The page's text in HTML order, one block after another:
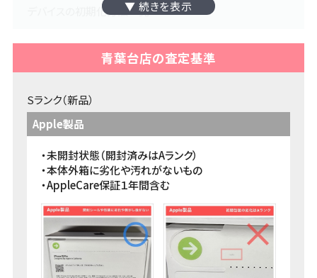
デバイスの初期化方法一覧
iPhone・Android・ガラケーの初期化方法をまとめて
います。売却前の初期化方法をCheck♪
ネットワーク利用制限
ネットワーク利用制限の意味とそもそもの目的。キャ
リアごとの確認方法もご案内！
ネットワーク利用制限とは >>
本人確認書類
青葉台店の査定基準
Sランク（新品）
Apple製品
・未開封状態（開封済みはAランク）
・本体外箱に劣化や汚れがないもの
・AppleCare保証１年間含む